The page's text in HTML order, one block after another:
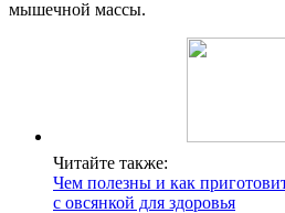
мышечной массы.
Читайте также:
Чем полезны и как
с овсянкой для здоровья